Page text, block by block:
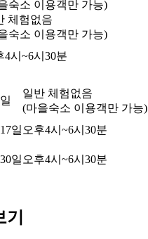
숙소 이용객만 가능)
체험없음
숙소 이용객만 가능)
4시~6시30분
일반 체험없음
(마을숙소 이용객만 가능)
일오후4시~6시30분
일오후4시~6시30분